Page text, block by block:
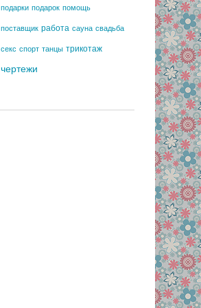
подарки подарок помощь
поставщик работа сауна свадьба
секс спорт танцы трикотаж
чертежи